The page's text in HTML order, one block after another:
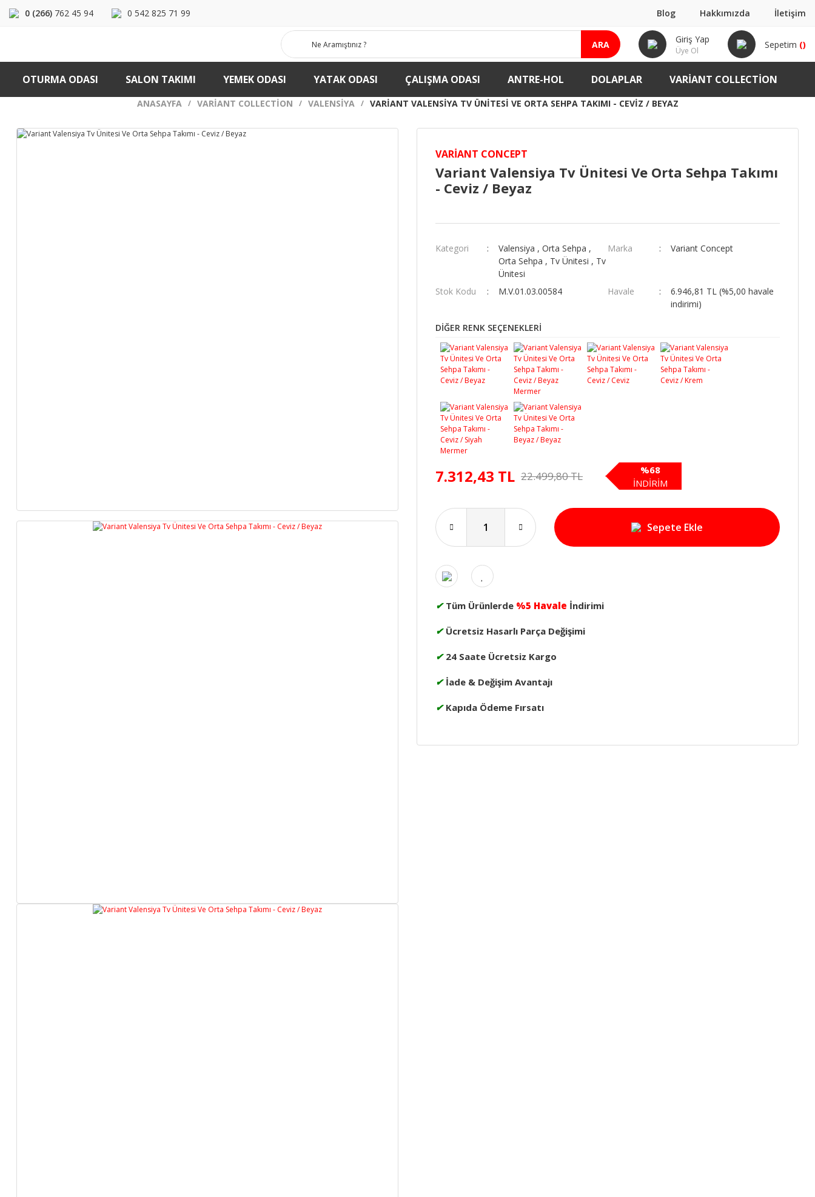
0 (266) 762 45 94 0 542 825 71 99 Blog Hakkımızda İletişim
ARA Giriş Yap
Üye Ol
Sepetim ()
OTURMA ODASI SALON TAKIMI YEMEK ODASI YATAK ODASI ÇALIŞMA ODASI ANTRE-HOL DOLAPLAR VARIANT COLLECTION
ANASAYFA VARIANT COLLECTION VALENSIYA VARIANT VALENSIYA TV ÜNITESI VE ORTA SEHPA TAKIMI - CEVIZ / BEYAZ
VARIANT CONCEPT
Variant Valensiya Tv Ünitesi Ve Orta Sehpa Takımı
- Ceviz / Beyaz
Kategori Valensiya ,Orta Sehpa ,
Orta Sehpa , Tv Ünitesi , Tv
Ünitesi
Marka Variant Concept
Stok Kodu M.V.01.03.00584 Havale
6.946,81 TL (%5,00 havale
indirimi)
DİĞER RENK SEÇENEKLERİ
7.312,43 TL 22.499,80 TL
%68
İNDİRİM
Sepete Ekle
✔ Tüm Ürünlerde %5 Havale İndirimi
✔ Ücretsiz Hasarlı Parça Değişimi
✔ 24 Saate Ücretsiz Kargo
✔ İade & Değişim Avantajı
✔ Kapıda Ödeme Fırsatı